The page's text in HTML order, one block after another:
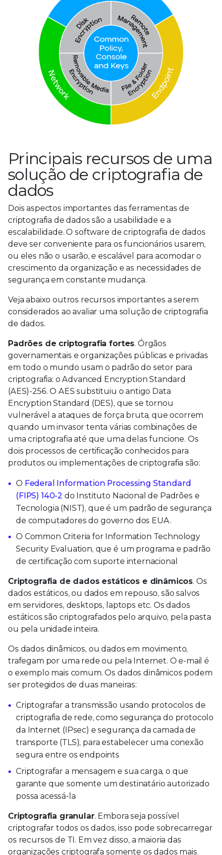
Principais recursos de uma
solução de criptografia de
dados
Dois aspectos importantes das ferramentas de
criptografia de dados são a usabilidade e a
escalabilidade. O software de criptografia de dados
deve ser conveniente para os funcionários usarem,
ou eles não o usarão, e escalável para acomodar o
crescimento da organização e as necessidades de
segurança em constante mudança.
Veja abaixo outros recursos importantes a serem
considerados ao avaliar uma solução de criptografia
de dados.
Padrões de criptografia fortes. Órgãos
governamentais e organizações públicas e privadas
em todo o mundo usam o padrão do setor para
criptografia: o Advanced Encryption Standard
(AES)-256. O AES substituiu o antigo Data
Encryption Standard (DES), que se tornou
vulnerável a ataques de força bruta, que ocorrem
quando um invasor tenta várias combinações de
uma criptografia até que uma delas funcione. Os
dois processos de certificação conhecidos para
produtos ou implementações de criptografia são:
O Federal Information Processing Standard
(FIPS) 140-2 do Instituto Nacional de Padrões e
Tecnologia (NIST), que é um padrão de segurança
de computadores do governo dos EUA.
O Common Criteria for Information Technology
Security Evaluation, que é um programa e padrão
de certificação com suporte internacional
Criptografia de dados estáticos e dinâmicos. Os
dados estáticos, ou dados em repouso, são salvos
em servidores, desktops, laptops etc. Os dados
estáticos são criptografados pelo arquivo, pela pasta
ou pela unidade inteira.
Os dados dinâmicos, ou dados em movimento,
trafegam por uma rede ou pela Internet. O e-mail é
o exemplo mais comum. Os dados dinâmicos podem
ser protegidos de duas maneiras:
Criptografar a transmissão usando protocolos de
criptografia de rede, como segurança do protocolo
da Internet (IPsec) e segurança da camada de
transporte (TLS), para estabelecer uma conexão
segura entre os endpoints
Criptografar a mensagem e sua carga, o que
garante que somente um destinatário autorizado
possa acessá-la
Criptografia granular. Embora seja possível
criptografar todos os dados, isso pode sobrecarregar
os recursos de TI. Em vez disso, a maioria das
organizações criptografa somente os dados mais